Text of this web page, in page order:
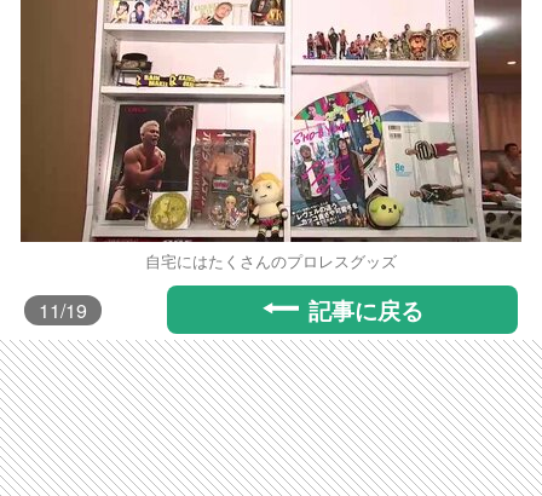
自宅にはたくさんのプロレスグッズ
11/19 記事に戻る